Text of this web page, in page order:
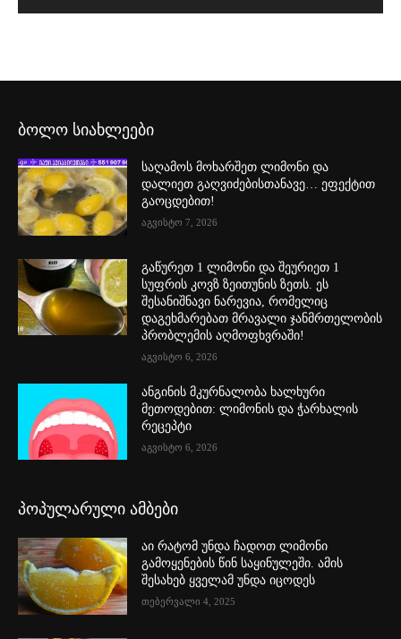
ბოლო სიახლეები
საღამოს მოხარშეთ ლიმონი და
დალიეთ გაღვიძებისთანავე… ეფექტით
გაოცდებით!
აგვისტო 7, 2026
გაწურეთ 1 ლიმონი და შეურიეთ 1
სუფრის კოვზ ზეითუნის ზეთს. ეს
შესანიშნავი ნარევია, რომელიც
დაგეხმარებათ მრავალი ჯანმრთელობის
პრობლემის აღმოფხვრაში!
აგვისტო 6, 2026
ანგინის მკურნალობა ხალხური
მეთოდებით: ლიმონის და ჭარხალის
რეცეპტი
აგვისტო 6, 2026
პოპულარული ამბები
აი რატომ უნდა ჩადოთ ლიმონი
გამოყენების წინ საყინულეში. ამის
შესახებ ყველამ უნდა იცოდეს
თებერვალი 4, 2025